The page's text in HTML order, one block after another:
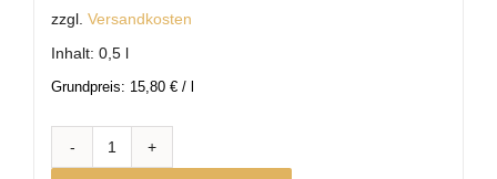
zzgl. Versandkosten
Inhalt: 0,5 l
Grundpreis: 15,80 € / l